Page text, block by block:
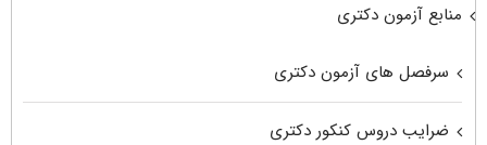
منابع آزمون دکتری
سرفصل های آزمون دکتری
ضرایب دروس کنکور دکتری